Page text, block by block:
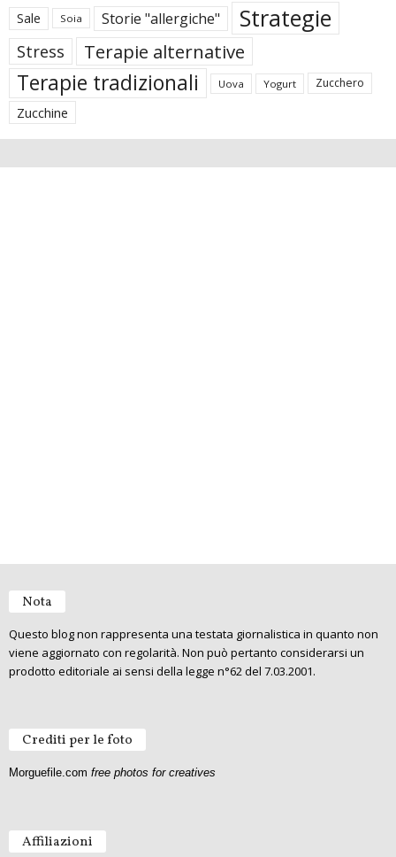
Sale Soia Storie "allergiche" Strategie
Stress Terapie alternative
Terapie tradizionali Uova Yogurt Zucchero
Zucchine
Nota
Questo blog non rappresenta una testata giornalistica in quanto non
viene aggiornato con regolarità. Non può pertanto considerarsi un
prodotto editoriale ai sensi della legge n°62 del 7.03.2001.
Crediti per le foto
Morguefile.com free photos for creatives
Affiliazioni